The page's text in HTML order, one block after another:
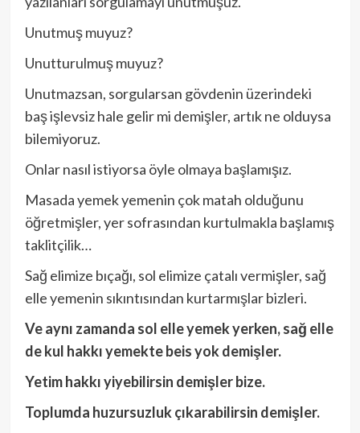
Unutmuş muyuz?
Unutturulmuş muyuz?
Unutmazsan, sorgularsan gövdenin üzerindeki
baş işlevsiz hale gelir mi demişler, artık ne olduysa
bilemiyoruz.
Onlar nasıl istiyorsa öyle olmaya başlamışız.
Masada yemek yemenin çok matah olduğunu
öğretmişler, yer sofrasından kurtulmakla başlamış
taklitçilik…
Sağ elimize bıçağı, sol elimize çatalı vermişler, sağ
elle yemenin sıkıntısından kurtarmışlar bizleri.
Ve aynı zamanda sol elle yemek yerken, sağ elle
de kul hakkı yemekte beis yok demişler.
Yetim hakkı yiyebilirsin demişler bize.
Toplumda huzursuzluk çıkarabilirsin demişler.